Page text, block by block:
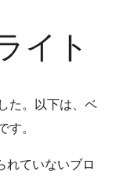
イト
た。以下は、ベ
。
れていないブロ